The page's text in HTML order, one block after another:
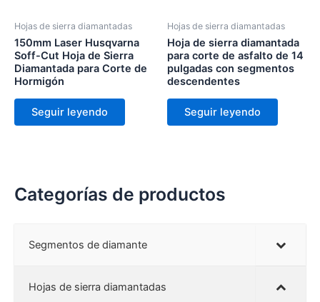
Hojas de sierra diamantadas
150mm Laser Husqvarna
Soff-Cut Hoja de Sierra
Diamantada para Corte de
Hormigón
Seguir leyendo
Hojas de sierra diamantadas
Hoja de sierra diamantada
para corte de asfalto de 14
pulgadas con segmentos
descendentes
Seguir leyendo
Categorías de productos
Segmentos de diamante
Hojas de sierra diamantadas